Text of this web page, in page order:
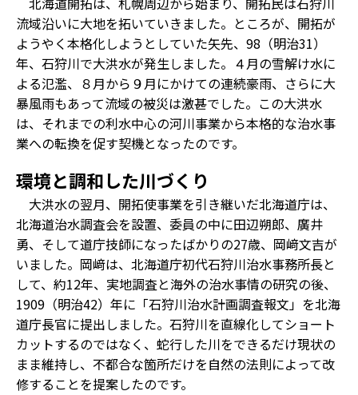
流域沿いに大地を拓いていきました。ところが、開拓が
ようやく本格化しようとしていた矢先、98（明治31）
年、石狩川で大洪水が発生しました。４月の雪解け水に
よる氾濫、８月から９月にかけての連続豪雨、さらに大
暴風雨もあって流域の被災は激甚でした。この大洪水
は、それまでの利水中心の河川事業から本格的な治水事
業への転換を促す契機となったのです。
環境と調和した川づくり
大洪水の翌月、開拓使事業を引き継いだ北海道庁は、
北海道治水調査会を設置、委員の中に田辺朔郎、廣井
勇、そして道庁技師になったばかりの27歳、岡﨑文吉が
いました。岡﨑は、北海道庁初代石狩川治水事務所長と
して、約12年、実地調査と海外の治水事情の研究の後、
1909（明治42）年に「石狩川治水計画調査報文」を北海
道庁長官に提出しました。石狩川を直線化してショート
カットするのではなく、蛇行した川をできるだけ現状の
まま維持し、不都合な箇所だけを自然の法則によって改
修することを提案したのです。